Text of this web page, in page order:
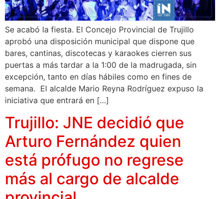
Se acabó la fiesta. El Concejo Provincial de Trujillo
aprobó una disposición municipal que dispone que
bares, cantinas, discotecas y karaokes cierren sus
puertas a más tardar a la 1:00 de la madrugada, sin
excepción, tanto en días hábiles como en fines de
semana. El alcalde Mario Reyna Rodríguez expuso la
iniciativa que entrará en […]
Trujillo: JNE decidió que
Arturo Fernández quien
está prófugo no regrese
más al cargo de alcalde